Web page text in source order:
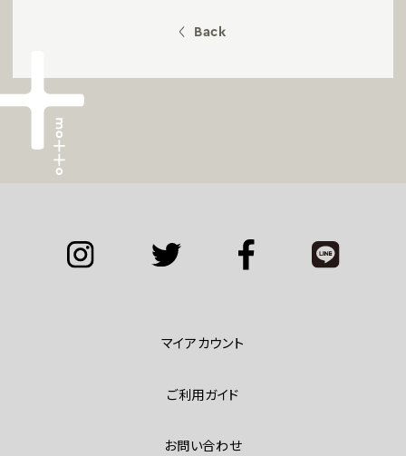
Back
マイアカウント
ご利用ガイド
お問い合わせ